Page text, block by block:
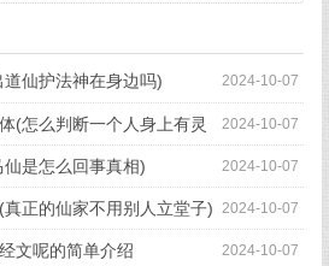
闷,憋着难受呢)
2024-10-07
仙护法神在身边吗)
2024-10-07
(怎么判断一个人身上有灵
2024-10-07
是怎么回事真相)
2024-10-07
正的仙家不用别人立堂子)
2024-10-07
文呢的简单介绍